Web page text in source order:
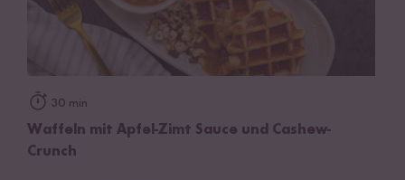
30 min
Waffeln mit Apfel-Zimt Sauce und Cashew-
Crunch